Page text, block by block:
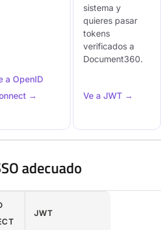
a OpenID
→
sistema y
quieres pasar
tokens
verificados a
Document360.
Ve a JWT →
adecuado
JWT